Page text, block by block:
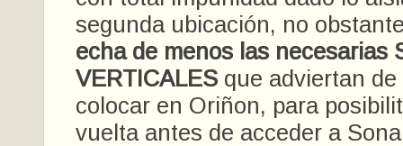
segunda ubicación, no
echa de menos las necesarias
VERTICALES que adviertan
colocar en Oriñon, para
vuelta antes de acceder a